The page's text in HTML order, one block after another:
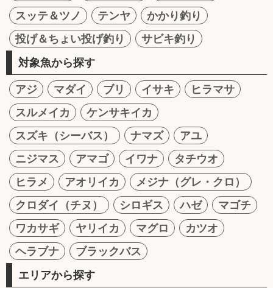
スッテ＆ツノ
テンヤ
かかり釣り
投げ＆ちょい投げ釣り
サビキ釣り
対象魚から探す
アジ マダイ ブリ イサキ
ヒラマサ
スルメイカ
ケンサキイカ
スズキ（シーバス）
ナマズ
アユ
ニジマス
アマゴ イワナ
タチウオ
ヒラメ
アオリイカ
メジナ（グレ・クロ）
クロダイ（チヌ）
シロギス ハゼ
マゴチ
ワカサギ
ヤリイカ マグロ
カツオ
ヘラブナ
ブラックバス
エリアから探す